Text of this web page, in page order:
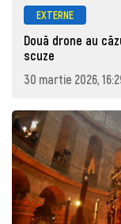
EXTERNE
Două drone au
scuze
30 martie 2026,